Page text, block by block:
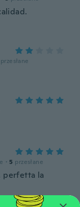
przesłane
· 5 przesłane
perfetta la